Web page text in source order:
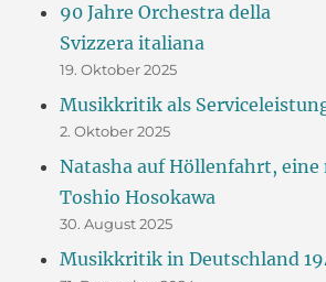
90 Jahre Orchestra della
Svizzera italiana
19. Oktober 2025
Musikkritik als
2. Oktober 2025
Natasha auf Höllenfahrt, eine
Toshio Hosokawa
30. August 2025
Musikkritik in Deutschland